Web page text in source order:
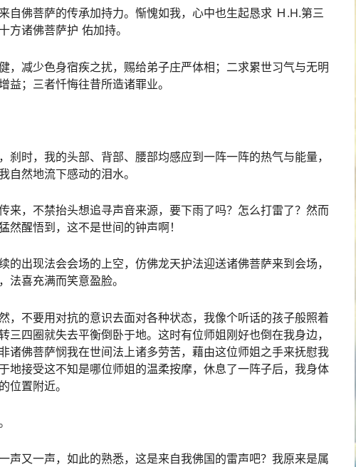
自佛菩萨的传承加持力。惭愧如我，心中也生起恳求 Ｈ.H.第三
方诸佛菩萨护 佑加持。
，减少色身宿疾之扰，赐给弟子庄严体相；二求累世习气与无明
益；三者忏悔往昔所造诸罪业。
刹时，我的头部、背部、腰部均感应到一阵一阵的热气与能量，
自然地流下感动的泪水。
来，不禁抬头想追寻声音来源，要下雨了吗？怎么打雷了？然而
醒悟到，这不是世间的钟声啊！
的出现法会会场的上空，仿佛龙天护法迎送诸佛菩萨来到会场，
法喜充满而笑意盈脸。
，不要用对抗的意识去面对各种状态，我像个听话的孩子般照着
三四圈就失去平衡倒卧于地。这时有位师姐刚好也倒在我身边，
诸佛菩萨悯我在世间法上诸多劳苦，藉由这位师姐之手来抚慰我
地接受这不知是哪位师姐的温柔按摩，休息了一阵子后，我身体
位置附近。
声又一声，如此的熟悉，这是来自我佛国的雷声吧？我原来是属